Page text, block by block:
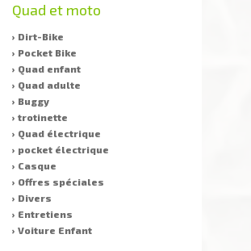
Quad et moto
› Dirt-Bike
› Pocket Bike
› Quad enfant
› Quad adulte
› Buggy
› trotinette
› Quad électrique
› pocket électrique
› Casque
› Offres spéciales
› Divers
› Entretiens
› Voiture Enfant